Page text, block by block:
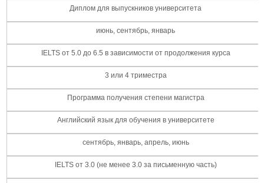
Диплом для выпускников университета
июнь, сентябрь, январь
IELTS от 5.0 до 6.5 в зависимости от продолжения курса
3 или 4 триместра
Программа получения степени магистра
Английский язык для обучения в университете
сентябрь, январь, апрель, июнь
IELTS от 3.0 (не менее 3.0 за письменную часть)